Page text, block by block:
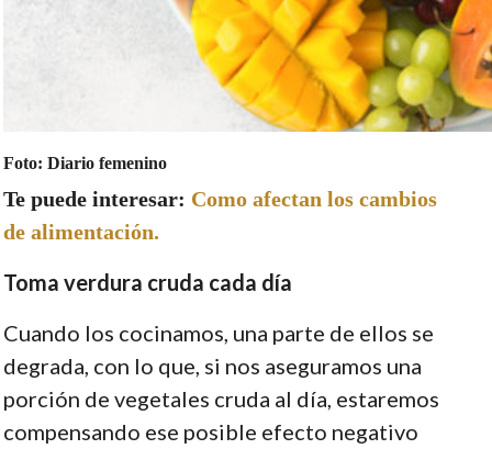
Foto: Diario femenino
Te puede interesar: Como afectan los cambios
de alimentación.
Toma verdura cruda cada día
Cuando los cocinamos, una parte de ellos se
degrada, con lo que, si nos aseguramos una
porción de vegetales cruda al día, estaremos
compensando ese posible efecto negativo